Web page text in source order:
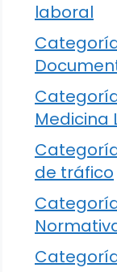
laboral
Medicina
de tráfico